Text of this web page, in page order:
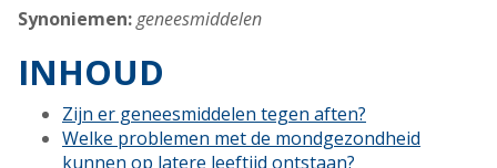
Synoniemen:geneesmiddelen
INHOUD
Zijn er geneesmiddelen tegen aften?
Welke problemen met de mondgezondheid
kunnen op latere leeftijd ontstaan?